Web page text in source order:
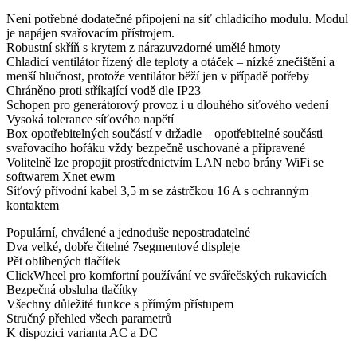
Není potřebné dodatečné připojení na síť chladicího modulu. Modul
je napájen svařovacím přístrojem.
Robustní skříň s krytem z nárazuvzdorné umělé hmoty
Chladicí ventilátor řízený dle teploty a otáček – nízké znečištění a
menší hlučnost, protože ventilátor běží jen v případě potřeby
Chráněno proti stříkající vodě dle IP23
Schopen pro generátorový provoz i u dlouhého síťového vedení
Vysoká tolerance síťového napětí
Box opotřebitelných součástí v držadle – opotřebitelné součásti
svařovacího hořáku vždy bezpečně uschované a připravené
Volitelně lze propojit prostřednictvím LAN nebo brány WiFi se
softwarem Xnet ewm
Síťový přívodní kabel 3,5 m se zástrčkou 16 A s ochranným
kontaktem
Populární, chválené a jednoduše nepostradatelné
Dva velké, dobře čitelné 7segmentové displeje
Pět oblíbených tlačítek
ClickWheel pro komfortní používání ve svářečských rukavicích
Bezpečná obsluha tlačítky
Všechny důležité funkce s přímým přístupem
Stručný přehled všech parametrů
K dispozici varianta AC a DC